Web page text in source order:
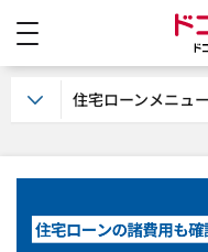
住宅ローンメニュー